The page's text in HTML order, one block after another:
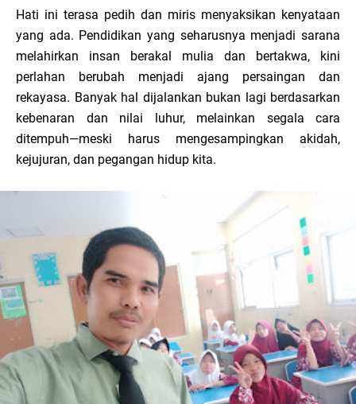
Hati ini terasa pedih dan miris menyaksikan kenyataan
yang ada. Pendidikan yang seharusnya menjadi sarana
melahirkan insan berakal mulia dan bertakwa, kini
perlahan berubah menjadi ajang persaingan dan
rekayasa. Banyak hal dijalankan bukan lagi berdasarkan
kebenaran dan nilai luhur, melainkan segala cara
ditempuh—meski harus mengesampingkan akidah,
kejujuran, dan pegangan hidup kita.